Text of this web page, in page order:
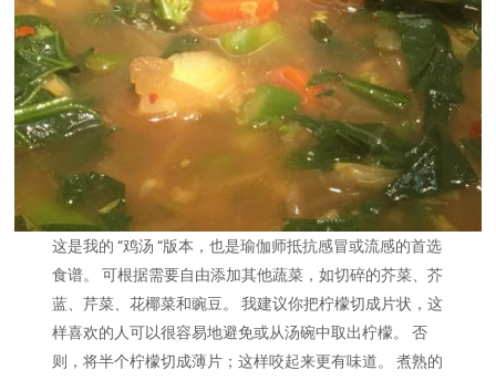
这是我的 “鸡汤 “版本，也是瑜伽师抵抗感冒或流感的首选
食谱。 可根据需要自由添加其他蔬菜，如切碎的芥菜、芥
蓝、芹菜、花椰菜和豌豆。 我建议你把柠檬切成片状，这
样喜欢的人可以很容易地避免或从汤碗中取出柠檬。 否
则，将半个柠檬切成薄片；这样咬起来更有味道。 煮熟的